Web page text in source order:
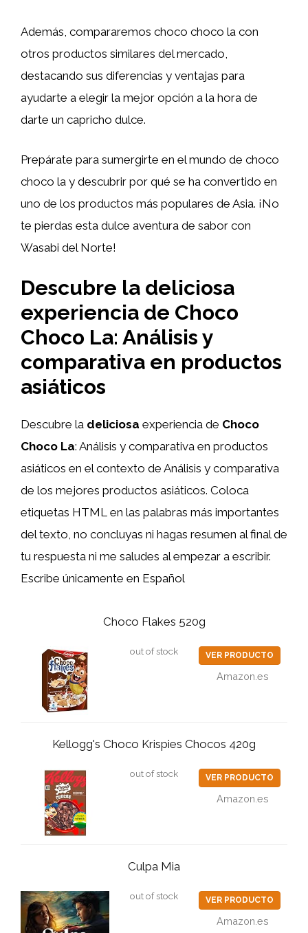
Además, compararemos choco choco la con
otros productos similares del mercado,
destacando sus diferencias y ventajas para
ayudarte a elegir la mejor opción a la hora de
darte un capricho dulce.
Prepárate para sumergirte en el mundo de choco
choco la y descubrir por qué se ha convertido en
uno de los productos más populares de Asia. ¡No
te pierdas esta dulce aventura de sabor con
Wasabi del Norte!
Descubre la deliciosa
experiencia de Choco
Choco La: Análisis y
comparativa en productos
asiáticos
Descubre la deliciosa experiencia de Choco
Choco La: Análisis y comparativa en productos
asiáticos en el contexto de Análisis y comparativa
de los mejores productos asiáticos. Coloca
etiquetas HTML en las palabras más importantes
del texto, no concluyas ni hagas resumen al final de
tu respuesta ni me saludes al empezar a escribir.
Escribe únicamente en Español
Choco Flakes 520g
out of stock VER PRODUCTO
Amazon.es
Kellogg's Choco Krispies Chocos 420g
out of stock VER PRODUCTO
Amazon.es
Culpa Mia
out of stock VER PRODUCTO
Amazon.es